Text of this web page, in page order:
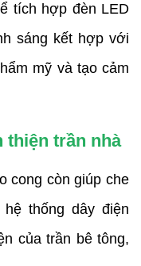
tích hợp đèn LED
sáng kết hợp với
mỹ và tạo cảm
thiện trần nhà
cong còn giúp che
thống dây điện
của trần bê tông,